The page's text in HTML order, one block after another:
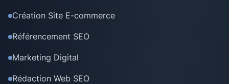
Création Site E-commerce
Référencement SEO
Marketing Digital
Rédaction Web SEO